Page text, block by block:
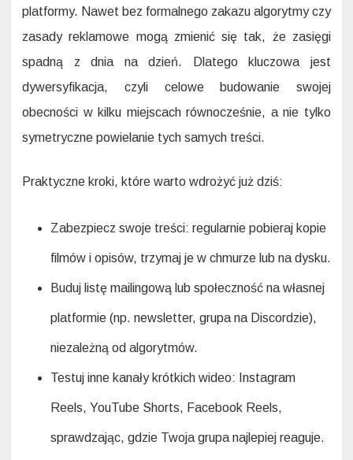
platformy. Nawet bez formalnego zakazu algorytmy czy
zasady reklamowe mogą zmienić się tak, że zasięgi
spadną z dnia na dzień. Dlatego kluczowa jest
dywersyfikacja, czyli celowe budowanie swojej
obecności w kilku miejscach równocześnie, a nie tylko
symetryczne powielanie tych samych treści.
Praktyczne kroki, które warto wdrożyć już dziś:
Zabezpiecz swoje treści: regularnie pobieraj kopie
filmów i opisów, trzymaj je w chmurze lub na dysku.
Buduj listę mailingową lub społeczność na własnej
platformie (np. newsletter, grupa na Discordzie),
niezależną od algorytmów.
Testuj inne kanały krótkich wideo: Instagram
Reels, YouTube Shorts, Facebook Reels,
sprawdzając, gdzie Twoja grupa najlepiej reaguje.